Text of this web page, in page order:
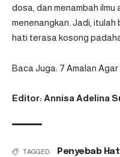
dosa, dan menambah
menenangkan. Jadi,
hati terasa kosong
Baca Juga: 7 Amalan
Editor: Annisa Adelina
TAGGED: Penyebab